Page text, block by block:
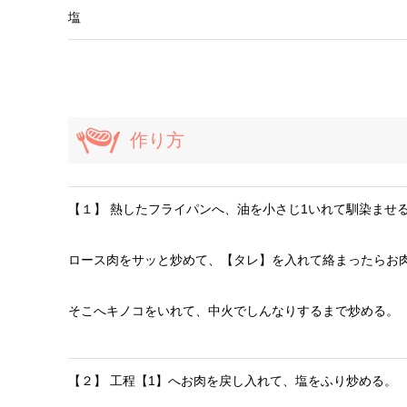
塩
作り方
【１】 熱したフライパンへ、油を小さじ1いれて馴染ませる
ロース肉をサッと炒めて、【タレ】を入れて絡まったらお
そこへキノコをいれて、中火でしんなりするまで炒める。
【２】 工程【1】へお肉を戻し入れて、塩をふり炒める。